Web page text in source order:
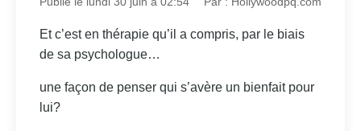
Et c’est en thérapie qu’il a compris, par le biais
de sa psychologue…
une façon de penser qui s’avère un bienfait pour
lui?